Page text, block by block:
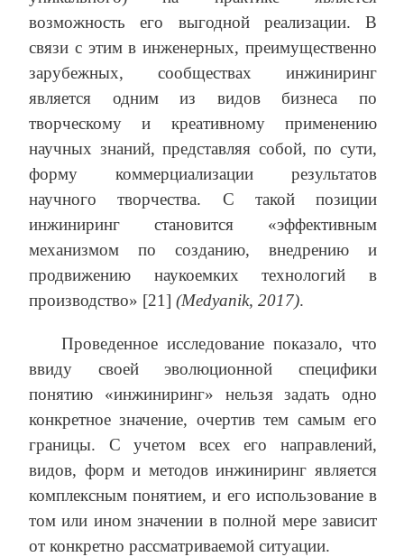
возможность его выгодной реализации. В
связи с этим в инженерных, преимущественно
зарубежных, сообществах инжиниринг
является одним из видов бизнеса по
творческому и креативному применению
научных знаний, представляя собой, по сути,
форму коммерциализации результатов
научного творчества. С такой позиции
инжиниринг становится «эффективным
механизмом по созданию, внедрению и
продвижению наукоемких технологий в
производство» [21] (Medyanik, 2017).
Проведенное исследование показало, что
ввиду своей эволюционной специфики
понятию «инжиниринг» нельзя задать одно
конкретное значение, очертив тем самым его
границы. С учетом всех его направлений,
видов, форм и методов инжиниринг является
комплексным понятием, и его использование в
том или ином значении в полной мере зависит
от конкретно рассматриваемой ситуации.